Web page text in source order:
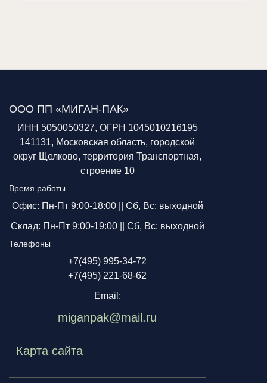
ООО ПП «МИГАН-ПАК»
ИНН 5050050327, ОГРН 1045010216195
141131, Московская область, городской
округ Щелково, территория Транспортная,
строение 10
Время работы
Офис: Пн-Пт 9:00-18:00 || Сб, Вс: выходной
Склад: Пн-Пт 9:00-19:00 || Сб, Вс: выходной
Телефоны
+7(495) 995-34-72
+7(495) 221-68-62
Email:
miganpak@mail.ru
Карта сайта